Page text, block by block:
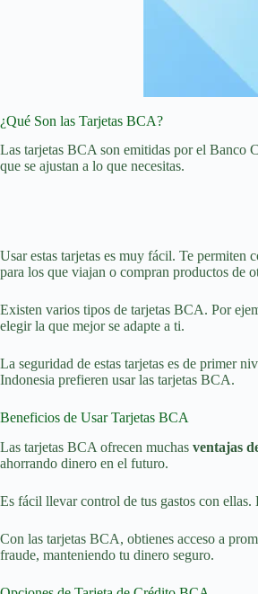
¿Qué Son las Tarjetas BCA?
Las tarjetas BCA son emitidas por el Banco
que se ajustan a lo que necesitas.
Usar estas tarjetas es muy fácil. Te permiten
para los que viajan o compran productos de
Existen varios tipos de tarjetas BCA. Por
elegir la que mejor se adapte a ti.
La seguridad de estas tarjetas es de primer
Indonesia prefieren usar las tarjetas BCA.
Beneficios de Usar Tarjetas BCA
Las tarjetas BCA ofrecen muchas ventajas
ahorrando dinero en el futuro.
Es fácil llevar control de tus gastos con
Con las tarjetas BCA, obtienes acceso a
fraude, manteniendo tu dinero seguro.